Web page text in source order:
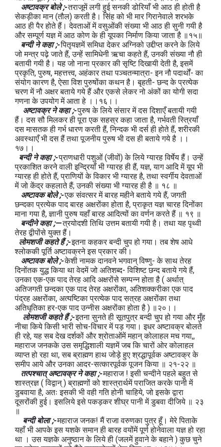
अष्टावक्र बोले ;-तराजूमें लगी हुई सनकी डोरियाँ भी आठ ही होती है
सेकड़ीका मान (तौल) करती है। सिंह को भी मार गिरानेवाले शरभके
आठ ही पैर होते हैं। देवताओं में वसुओंकी संख्या भी आठ ही सुनी गयी है
और सम्पूर्ण यज्ञ में आठ कोण के ही यूपका निर्माण किया जाता है ॥१५॥
बन्दी ने कहा ;-पितृयज्ञमें समिधा देकर अग्निको उद्दीप्त करने के लिये
जो मन्त्र पढ़े जाते हैं, उन्हें सामिधेनी ऋचा कहते हैं, उनकी संख्या नौ ही
बतायी गयी है। यह जो नाना प्रकार की सृष्टि दिखायी देती है, इसमें
प्रकृति, पुरुष, महत्तत्त्व, अहंकार तथा पञ्चतन्मात्रा- इन नौ पदार्थों- का
संयोग कारण है, ऐसा विश पुरुषोंका कथन है। बृहती- छन्द के प्रत्येक
चरण में नौ अक्षर बताये गये हैं और एकसे लेकर नो अंकों का योगी सदा
गणना के उपयोग में आता हे ।।१६।।
अष्टावक्र ने कहा ;-पुरुष के लिये संसार में दस दिशाएँ बतायी गयी
हैं। दस सौ मिलकर ही पूरा एक सहस्र कहा जाता है, गर्भवती स्त्रियाँ
दस मासतक ही गर्भ धारण करती हैं, निन्दक भी दर्स ही होते हैं, शरीरकी
अवस्थाएँ भी दस हैं तथा पूजनीय पुरुष भी दस ही बताये गये है ।।
१७।।
बन्दी ने कहा ;-प्राणधारी पशुओं (जीवों) के लिये ग्यारह विर्षेय हैं। उन्हें
प्रकाशित करने वाली इन्द्रियाँ भी ग्यारह ही हैं, यज्ञ, याग आदि में यूप भी
ग्यारह ही होते हैं, प्राणियों के विकार भी ग्यारह है, तथा स्वर्गीय देवताओं
में जो केंद्र कहलाते हैं; उनकी संख्या भी ग्यारह ही है ॥ १८ ॥
अष्टावक बोले ;-एक संवत्सर में बारह महीने बताये गये हैं, जगती
छन्दका प्रत्येक पाद बारह अक्षरोंका होता है, प्राकृत यज्ञ चारह दिनोंका
माना गया है, ज्ञानी पुरुष यहाँ बारह आदित्यों का वर्णन करते हैं ॥ १९ ॥
बन्दीने कहा ;—त्रयोदशी तिथि उत्तम बतायी गयी है। तथा यह पृथ्वी
तेरह द्वीपोंसे युक्त हैं।
लोमशजी कहते हैं ;-इतना कहकर बन्दी चुप हो गया। तब शेष आधे
श्लोककी पूर्ति अष्टावक्रने इस प्रकार की।
अष्टावक बोले ;-केशी नामक दानवने भगवान् विष्णु- के साथ तेरह
दिनोंतक युद्ध किया था वेदमें जो अतिशब्द- विशिष्ट छन्द बताये गये हैं,
उनका एक-एक पाद तेरह आदि अक्षरोंसे सम्पन्न होता है ( अर्थात्
अतिजगती छन्दका एक पाद तेरह अक्षरोंका, अतिशक्करीका एक पाद
पंद्रह अक्षरोंका, अत्यष्टिका प्रत्येक पाद सत्रह अक्षरोंका तथा
अतिधृतिका हर-एक पाद उन्नीस अक्षरोंका होता है ) ॥२०।।
लोमशजी कहते हैं ;-इतना सुनते ही सूतपुत्र बन्दी चुप हो गया और मुँह
नीचा किये किसी भारी सोच-विचार में पड़ गया। इधर अष्टावक्र बोलते
ही रहे, यह सब देख दर्शकों और श्रोताओंमें महान् कोलाहल मच गया,,
महाराज जनकके उस समृद्धिशाली यज्ञमें जब कि चारों ओर कोलाहल
व्याप्त हो रहा था, सब ब्राह्मण हाथ जोड़े हुए श्रद्धापूर्वक अष्टावक्र के
समीप आये और उनका आदर-सत्कारपूर्वक पूजन किया ॥ २१-२२ ॥
तत्पश्चात् अष्टावक्र ने कहा ;-महाराज ! इसी चन्दीने पहले बहुत से
शास्त्रज्ञ ( विद्वान् ) ब्राह्मणों को शास्त्रार्थमें पराजित करके पानी में
डुबवाया है, अतः इसकी भी वही गति होनी चाहिये, जो इसके द्वारा
दूसरोंकी हुई। इसलिये इसे पकड़कर शीघ्र पानी में डुबवा दीजिये ॥ २३
॥
बन्दी बोला ;-महाराज जनक! मैं राजा वरुणका पुत्र हूँ। मेरे पिताके
यहाँ भी आपके इस यशके समान ही बारह वयोंमें पूर्ण होनेवाला यज्ञ हो रहा
था । उस यज्ञके अनुष्ठान के लिये ही (जलमें हुवाने के बहाने ) कुछ चुने